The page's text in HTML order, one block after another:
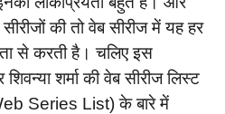
की तो वेब सीरीज में यह हर
से करती है। चलिए इस
शर्मा की वेब सीरीज लिस्ट
Series List) के बारे में